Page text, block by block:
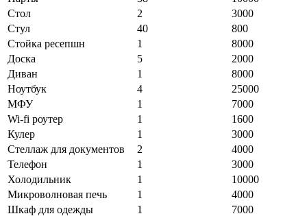
Стол
2
3000
Стул
40
800
Стойка ресепшн
1
8000
Доска
5
2000
Диван
1
8000
Ноутбук
4
25000
МФУ
1
7000
Wi-fi роутер
1
1600
Кулер
1
3000
Стеллаж для документов
2
4000
Телефон
1
3000
Холодильник
1
10000
Микроволновая печь
1
4000
Шкаф для одежды
1
7000